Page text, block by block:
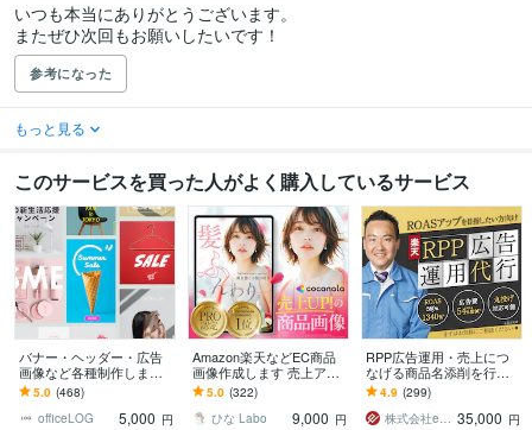
いつも本当にありがとうございます。
またぜひ次回もお願いしたいです！
参考になった
もっと見る
このサービスを買った人がよく購入しているサービス
バナー・ヘッダー・広告
画像など各種制作します
シンプルでおしゃれな雰
囲気のバナーをプロが制
作
5.0 (468)
officeLOG
5,000 円
Amazon楽天などEC商品
画像作成します 売上アッ
プ！商品の価値を引き出
し伝える売れる商品画像
作成
5.0 (322)
ひな Labo
9,000 円
RPP広告運用・売上につ
なげる商品名添削を行い
ます 実務歴10年の現役楽
天市場ECコンサルタント
が対応します
4.9 (299)
株式会社ecの便利屋 35,000 円